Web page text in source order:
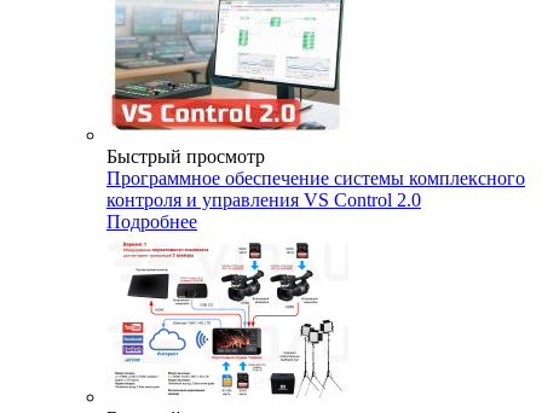
Быстрый просмотр
Программное обеспечение системы комплексного
контроля и управления VS Control 2.0
Подробнее